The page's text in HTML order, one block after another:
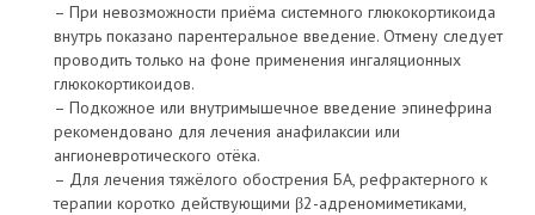
– При невозможности приёма системного глюкокортикоида
внутрь показано парентеральное введение. Отмену следует
проводить только на фоне применения ингаляционных
глюкокортикоидов.
– Подкожное или внутримышечное введение эпинефрина
рекомендовано для лечения анафилаксии или
ангионевротического отёка.
– Для лечения тяжёлого обострения БА, рефрактерного к
терапии коротко действующими β2-адреномиметиками,